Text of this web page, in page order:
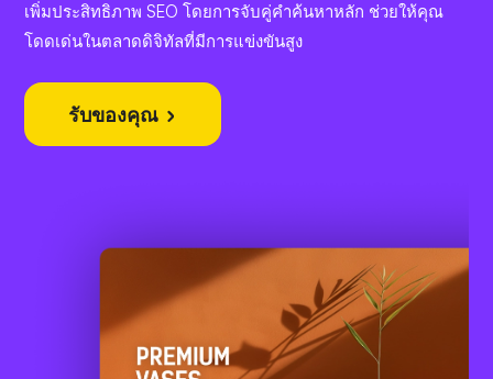
เพิ่มประสิทธิภาพ SEO โดยการจับคู่คำค้นหาหลัก ช่วยให้คุณ
โดดเด่นในตลาดดิจิทัลที่มีการแข่งขันสูง
รับของคุณ